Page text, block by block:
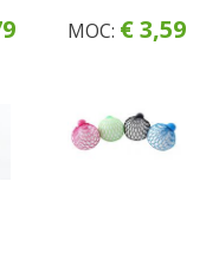
MOC: € 3,59